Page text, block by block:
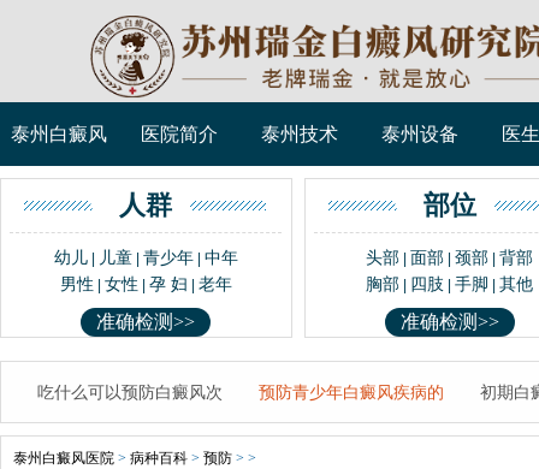
泰州白癜风 医院简介 泰州技术 泰州设备 医
人群
幼儿| 儿童| 青少年| 中年
男性
女性 孕 妇 老年
准确检测>>
部位
头部 面部 |颈部 |背部
胸部
四肢 |手脚 |其他
准确检测>>
吃什么可以预防白癜风次 预防青少年白癜风疾病的 初期白
泰州白癜风医院 > 病种百科 > 预防 > >